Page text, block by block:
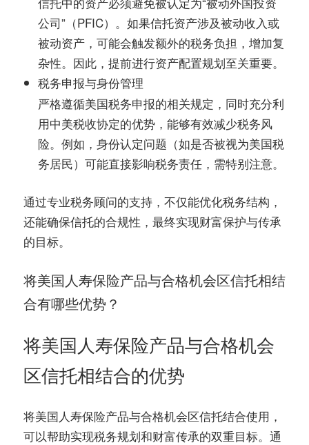
公司”（PFIC）。如果信托资产涉及被动收入或
被动资产，可能会触发额外的税务负担，增加复
杂性。因此，提前进行资产配置规划至关重要。
税务申报与身份管理
严格遵循美国税务申报的相关规定，同时充分利
用中美税收协定的优势，能够有效减少税务风
险。例如，身份认定问题（如是否被视为美国税
务居民）可能直接影响税务责任，需特别注意。
通过专业税务顾问的支持，不仅能优化税务结构，
还能确保信托的合规性，最终实现财富保护与传承
的目标。
将美国人寿保险产品与合格机会区信托相结
合有哪些优势？
将美国人寿保险产品与合格机会
区信托相结合的优势
将美国人寿保险产品与合格机会区信托结合使用，
可以帮助实现税务规划和财富传承的双重目标。通